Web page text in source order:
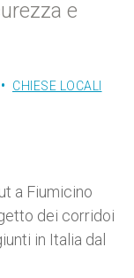
e
CHIESE LOCALI
a Fiumicino
dei corridoi
in Italia dal